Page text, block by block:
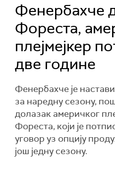
Фенербахче
Фореста,
плејмејкер
две године
Фенербахче је
за наредну сезону,
долазак америчког
Фореста, који је
уговор уз опцију
још једну сезону.